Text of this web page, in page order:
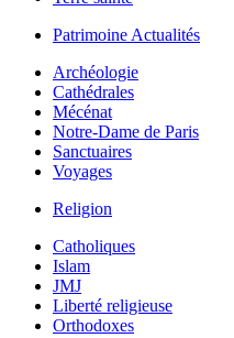
Patrimoine Actualités
Archéologie
Cathédrales
Mécénat
Notre-Dame de Paris
Sanctuaires
Voyages
Religion
Catholiques
Islam
JMJ
Liberté religieuse
Orthodoxes